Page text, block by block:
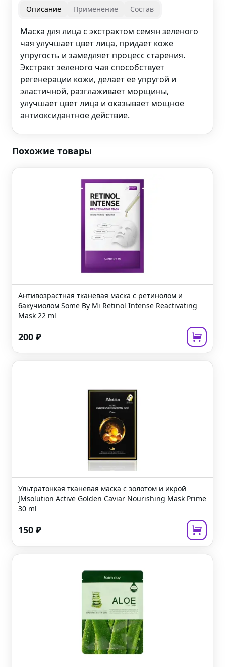
Описание Применение Состав
Маска для лица с экстрактом семян зеленого
чая улучшает цвет лица, придает коже
упругость и замедляет процесс старения.
Экстракт зеленого чая способствует
регенерации кожи, делает ее упругой и
эластичной, разглаживает морщины,
улучшает цвет лица и оказывает мощное
антиоксидантное действие.
Похожие товары
Антивозрастная тканевая маска с ретинолом и
бакучиолом Some By Mi Retinol Intense Reactivating
Mask 22 ml
200 ₽
Ультратонкая тканевая маска с золотом и икрой
JMsolution Active Golden Caviar Nourishing Mask Prime
30 ml
150 ₽